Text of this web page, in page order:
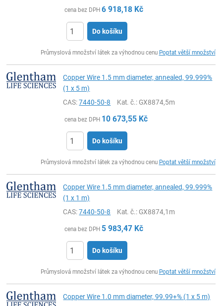
cena bez DPH 6 918,18 Kč
Do košíku
Průmyslová množství látek za výhodnou cenu Poptat větší množství
Copper Wire 1.5 mm diameter, annealed, 99.999%
(1 x 5 m)
CAS:7440-50-8 Kat. č.: GX8874,5m
cena bez DPH 10 673,55 Kč
Do košíku
Průmyslová množství látek za výhodnou cenu Poptat větší množství
Copper Wire 1.5 mm diameter, annealed, 99.999%
(1 x 1 m)
CAS:7440-50-8 Kat. č.: GX8874,1m
cena bez DPH 5 983,47 Kč
Do košíku
Průmyslová množství látek za výhodnou cenu Poptat větší množství
Copper Wire 1.0 mm diameter, 99.99+% (1 x 5 m)